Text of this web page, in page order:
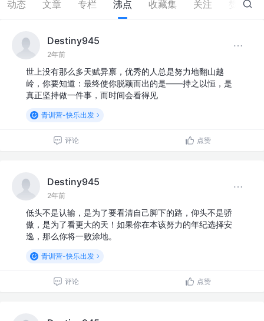
动态 文章 专栏 沸点 收藏集 关注 0
Destiny945
2年前
世上没有那么多天赋异禀，优秀的人总是努力地翻山越
岭，你要知道：最终使你脱颖而出的是——持之以恒，是
真正坚持做一件事，而时间会看得见
青训营-快乐出发
评论 点赞
Destiny945
2年前
低头不是认输，是为了要看清自己脚下的路，仰头不是骄
傲，是为了看更大的天！如果你在本该努力的年纪选择安
逸，那么你将一败涂地。
青训营-快乐出发
评论 点赞